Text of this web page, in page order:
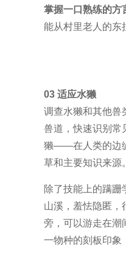
掌握一口熟练的方
能从村里老人的东
03 适应水獭
调查水獭和其他兽
兽道，快速识别
獭——在人类的边
草和主要知识来源。
除了技能上的蹒
山溪，羞怯隐匿，
旁，可以游走在潮
一物种的刻板印象